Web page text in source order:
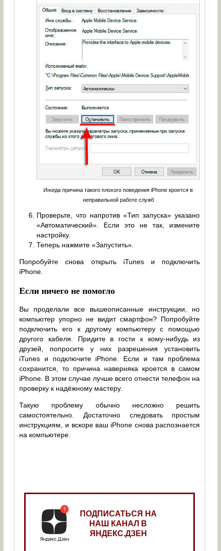
Иногда причина такого плохого поведения iPhone кроется в
неправильной работе служб
Проверьте, что напротив «Тип запуска» указано
«Автоматический». Если это не так, измените
настройку.
Теперь нажмите «Запустить».
Попробуйте снова открыть iTunes и подключить
iPhone.
Если ничего не помогло
Вы проделали все вышеописанные инструкции, но
компьютер упорно не видит смартфон? Попробуйте
подключить его к другому компьютеру с помощью
другого кабеля. Придите в гости к кому-нибудь из
друзей, попросите у них разрешения установить
iTunes и подключите iPhone. Если и там проблема
сохранится, то причина наверняка кроется в самом
iPhone. В этом случае лучше всего отнести телефон на
проверку к надёжному мастеру.
Такую проблему обычно несложно решить
самостоятельно. Достаточно следовать простым
инструкциям, и вскоре ваш iPhone снова распознается
на компьютере.
ПОДПИСАТЬСЯ НА
НАШ КАНАЛ В
ЯНДЕКС.ДЗЕН